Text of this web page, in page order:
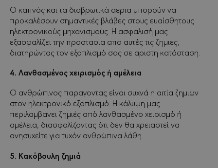
Ο καπνός και τα διαβρωτικά αέρια μπορούν να
προκαλέσουν σημαντικές βλάβες στους ευαίσθητους
ηλεκτρονικούς μηχανισμούς. Η ασφάλισή μας
εξασφαλίζει την προστασία από αυτές τις ζημιές,
διατηρώντας τον εξοπλισμό σας σε άριστη κατάσταση.
4. Λανθασμένος χειρισμός ή αμέλεια
Ο ανθρώπινος παράγοντας είναι συχνά η αιτία ζημιών
στον ηλεκτρονικό εξοπλισμό. Η κάλυψη μας
περιλαμβάνει ζημιές από λανθασμένο χειρισμό ή
αμέλεια, διασφαλίζοντας ότι δεν θα χρειαστεί να
ανησυχείτε για τυχόν ανθρώπινα λάθη.
5. Κακόβουλη ζημιά